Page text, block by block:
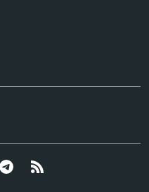
Telegram